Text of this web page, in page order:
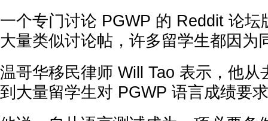
一个专门讨论 PGWP 的 Reddit 论坛
大量类似讨论帖，许多留学生都因为
温哥华移民律师 Will Tao 表示，他从
到大量留学生对 PGWP 语言成绩要